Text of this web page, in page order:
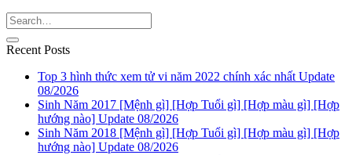
Recent Posts
Top 3 hình thức xem tử vi năm 2022 chính xác nhất Update
08/2026
Sinh Năm 2017 [Mệnh gì] [Hợp Tuổi gì] [Hợp màu gì] [Hợp
hướng nào] Update 08/2026
Sinh Năm 2018 [Mệnh gì] [Hợp Tuổi gì] [Hợp màu gì] [Hợp
hướng nào] Update 08/2026